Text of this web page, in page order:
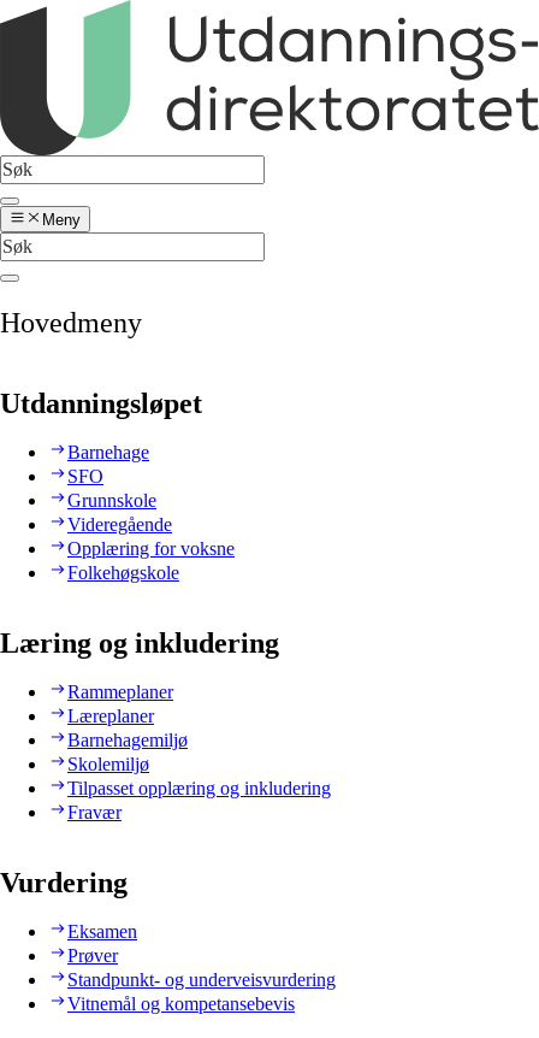
Meny
Hovedmeny
Utdanningsløpet
Barnehage
SFO
Grunnskole
Videregående
Opplæring for voksne
Folkehøgskole
Læring og inkludering
Rammeplaner
Læreplaner
Barnehagemiljø
Skolemiljø
Tilpasset opplæring og inkludering
Fravær
Vurdering
Eksamen
Prøver
Standpunkt- og underveisvurdering
Vitnemål og kompetansebevis